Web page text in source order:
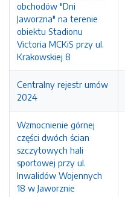
obchodów "Dni
Jaworzna" na terenie
obiektu Stadionu
Victoria MCKiS przy ul.
Krakowskiej 8
Centralny rejestr umów
2024
Wzmocnienie górnej
części dwóch ścian
szczytowych hali
sportowej przy ul.
Inwalidów Wojennych
18 w Jaworznie